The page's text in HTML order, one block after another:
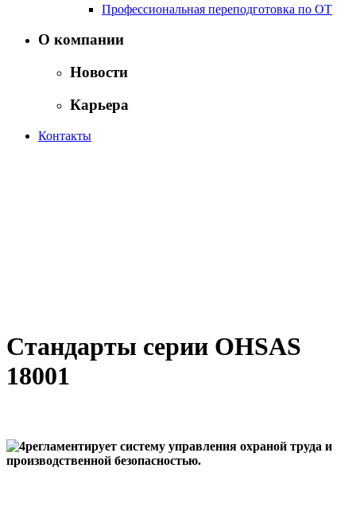
Профессиональная переподготовка по ОТ
О компании
Новости
Карьера
Контакты
Стандарты серии OHSAS
18001
регламентирует систему управления охраной труда и
производственной безопасностью.